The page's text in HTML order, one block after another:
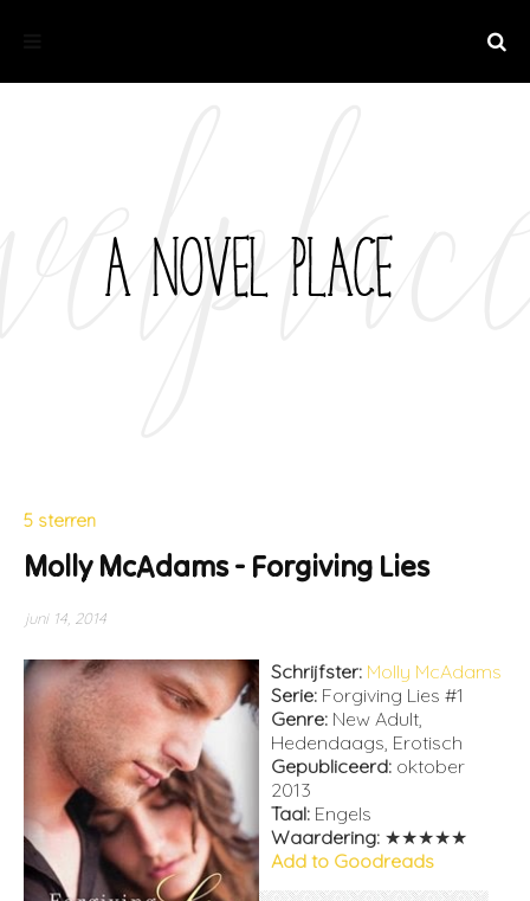
5 sterren
Molly McAdams - Forgiving Lies
juni 14, 2014
Schrijfster: Molly McAdams
Serie: Forgiving Lies #1
Genre: New Adult,
Hedendaags, Erotisch
Gepubliceerd: oktober
2013
Taal: Engels
Waardering: ★★★★★
Add to Goodreads